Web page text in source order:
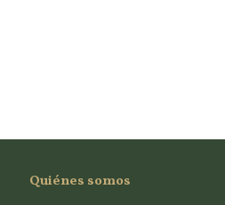
Quiénes somos